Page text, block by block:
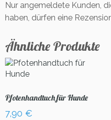
g
e
Nur angemeldete Kunden,
haben, dürfen eine
Ähnliche Produkte
Pfotenhandtuch für Hunde
7,90 €